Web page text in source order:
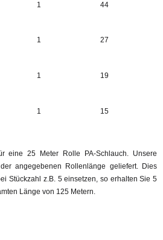
1 44
1 27
1 19
1 15
eine 25 Meter Rolle PA-Schlauch. Unsere
angegebenen Rollenlänge geliefert. Dies
Stückzahl z.B. 5 einsetzen, so erhalten Sie 5
Länge von 125 Metern.